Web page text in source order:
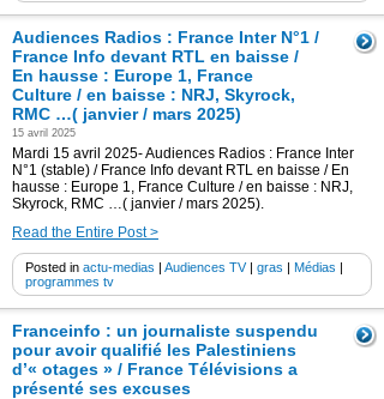
Audiences Radios : France Inter N°1 /
France Info devant RTL en baisse /
En hausse : Europe 1, France
Culture / en baisse : NRJ, Skyrock,
RMC …( janvier / mars 2025)
15 avril 2025
Mardi 15 avril 2025- Audiences Radios : France Inter
N°1 (stable) / France Info devant RTL en baisse / En
hausse : Europe 1, France Culture / en baisse : NRJ,
Skyrock, RMC …( janvier / mars 2025).
Read the Entire Post >
Posted in actu-medias | Audiences TV| gras | Médias |
programmes tv
Franceinfo : un journaliste suspendu
pour avoir qualifié les Palestiniens
d’« otages » / France Télévisions a
présenté ses excuses